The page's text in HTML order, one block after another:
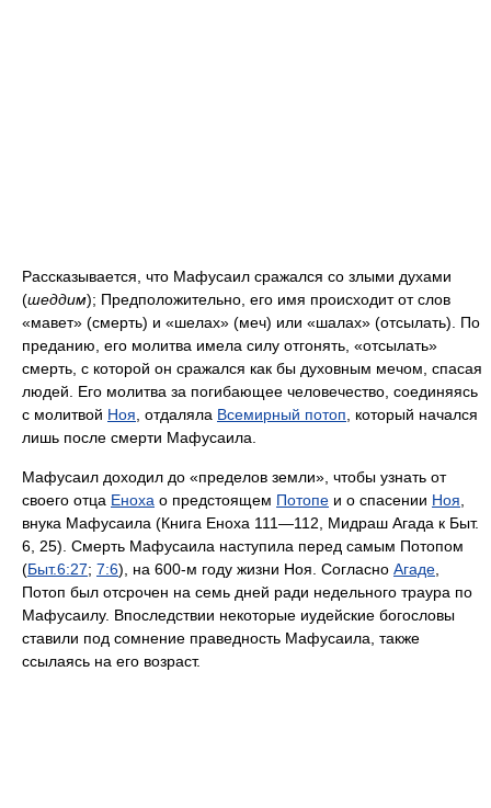
Рассказывается, что Мафусаил сражался со злыми духами
(шеддим); Предположительно, его имя происходит от слов
«мавет» (смерть) и «шелах» (меч) или «шалах» (отсылать). По
преданию, его молитва имела силу отгонять, «отсылать»
смерть, с которой он сражался как бы духовным мечом, спасая
людей. Его молитва за погибающее человечество, соединяясь
с молитвой Ноя , отдаляла Всемирный потоп , который начался
лишь после смерти Мафусаила.
Мафусаил доходил до «пределов земли», чтобы узнать от
своего отца Еноха о предстоящем Потопе и о спасении Ноя
внука Мафусаила (Книга Еноха 111—112, Мидраш Агада к Быт.
6, 25). Смерть Мафусаила наступила перед самым Потопом
(Быт.6:27; 7:6), на 600-м году жизни Ноя. Согласно Агаде
Потоп был отсрочен на семь дней ради недельного траура по
Мафусаилу. Впоследствии некоторые иудейские богословы
ставили под сомнение праведность Мафусаила, также
ссылаясь на его возраст.